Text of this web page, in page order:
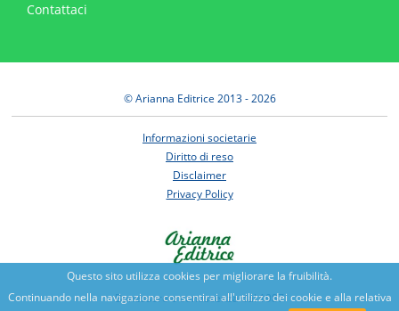
Questo sito utilizza cookies per migliorare la fruibilità.
Continuando nella navigazione consentirai all'utilizzo dei cookie e alla relativa
Contattaci
© Arianna Editrice 2013 - 2026
Informazioni societarie
Diritto di reso
Disclaimer
Privacy Policy
Benessere e conoscenza dal 1987